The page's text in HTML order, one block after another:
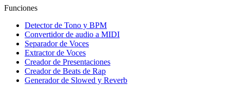
Funciones
Detector de Tono y BPM
Convertidor de audio a MIDI
Separador de Voces
Extractor de Voces
Creador de Presentaciones
Creador de Beats de Rap
Generador de Slowed y Reverb